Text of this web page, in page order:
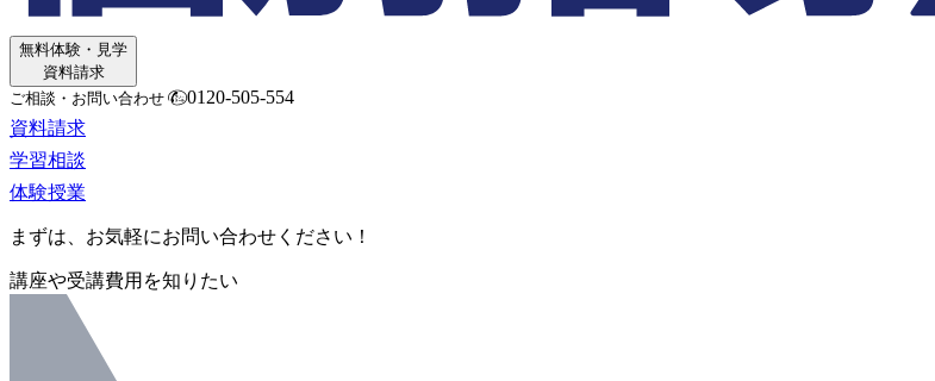
無料体験・見学
資料請求
ご相談・お問い合わせ
0120-505-554
資料請求
学習相談
体験授業
まずは、お気軽にお問い合わせください！
講座や受講費用を知りたい